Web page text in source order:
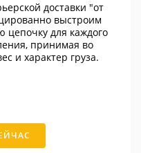
доставки "от
выстроим
цепочку для каждого
принимая во
и характер груза.